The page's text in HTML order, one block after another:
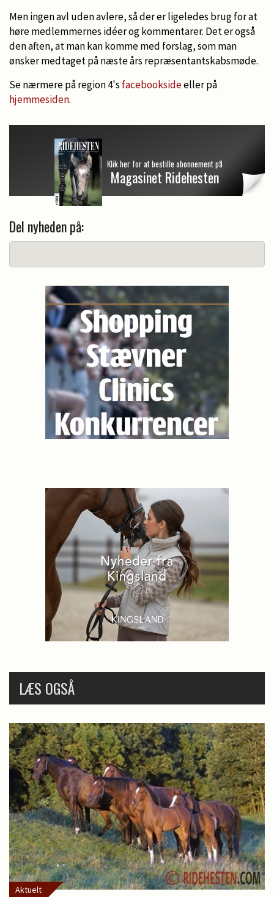
Men ingen avl uden avlere, så der er ligeledes brug for at
høre medlemmernes idéer og kommentarer. Det er også
den aften, at man kan komme med forslag, som man
ønsker medtaget på næste års repræsentantskabsmøde.
Se nærmere på region 4's facebooksideeller på
hjemmesiden.
Klik her for at bestille abonnement på
Magasinet Ridehesten
Del nyheden på:
LÆS OGSÅ
Aktuelt